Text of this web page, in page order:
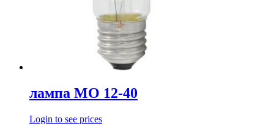
лампа МО 12-40
Login to see prices